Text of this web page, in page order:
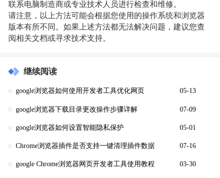
联系电脑制造商或专业技术人员进行检查和维修。
请注意，以上方法可能会根据您使用的操作系统和浏览器
版本有所不同。如果上述方法都无法解决问题，建议您查
阅相关文档或寻求技术支持。
继续阅读
google浏览器如何使用开发者工具优化网页 05-13
google浏览器下载目录更改操作步骤详解 07-09
google浏览器如何设置智能隐私保护 05-01
Chrome浏览器插件是否支持一键清理插件数据 07-16
google Chrome浏览器网页开发者工具使用教程 03-30